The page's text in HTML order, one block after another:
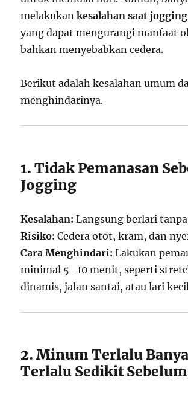
melakukankesalahan saat
yang dapat mengurangi manfaat
bahkan menyebabkan cedera.
Berikut adalah kesalahan umum
menghindarinya.
1. Tidak Pemanasan
Jogging
Kesalahan: Langsung berlari
Risiko: Cedera otot, kram, dan
Cara Menghindari: Lakukan
minimal 5–10 menit, seperti
dinamis, jalan santai, atau lari
2. Minum Terlalu
Terlalu Sedikit